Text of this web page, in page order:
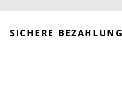
SICHERE BEZAHLUNG